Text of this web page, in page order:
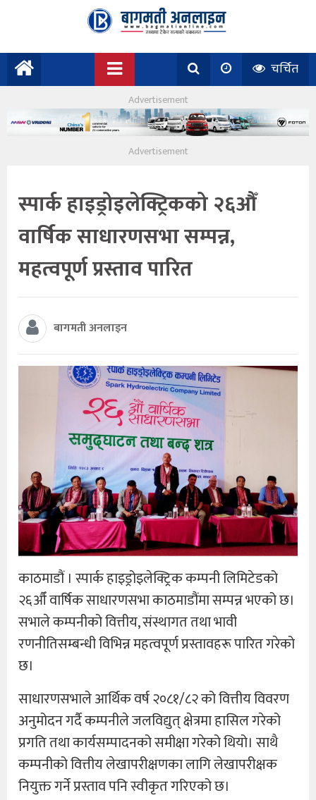
चर्चित
स्पार्क हाइड्रोइलेक्ट्रिकको २६औँ
वार्षिक साधारणसभा सम्पन्न,
महत्वपूर्ण प्रस्ताव पारित
बागमती अनलाइन
काठमाडौं । स्पार्क हाइड्रोइलेक्ट्रिक कम्पनी लिमिटेडको
२६औँ वार्षिक साधारणसभा काठमाडौंमा सम्पन्न भएको छ।
सभाले कम्पनीको वित्तीय, संस्थागत तथा भावी
रणनीतिसम्बन्धी विभिन्न महत्वपूर्ण प्रस्तावहरू पारित गरेको
छ।
साधारणसभाले आर्थिक वर्ष २०८१/८२ को वित्तीय विवरण
अनुमोदन गर्दै कम्पनीले जलविद्युत् क्षेत्रमा हासिल गरेको
प्रगति तथा कार्यसम्पादनको समीक्षा गरेको थियो। साथै
कम्पनीको वित्तीय लेखापरीक्षणका लागि लेखापरीक्षक
नियुक्त गर्ने प्रस्ताव पनि स्वीकृत गरिएको छ।